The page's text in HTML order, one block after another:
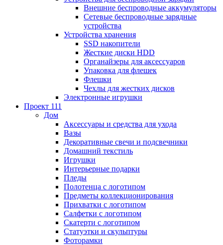
Внешние беспроводные аккумуляторы
Сетевые беспроводные зарядные
устройства
Устройства хранения
SSD накопители
Жесткие диски HDD
Органайзеры для аксессуаров
Упаковка для флешек
Флешки
Чехлы для жестких дисков
Электронные игрушки
Проект 111
Дом
Аксессуары и средства для ухода
Вазы
Декоративные свечи и подсвечники
Домашний текстиль
Игрушки
Интерьерные подарки
Пледы
Полотенца с логотипом
Предметы коллекционирования
Прихватки с логотипом
Салфетки с логотипом
Скатерти с логотипом
Статуэтки и скульптуры
Фоторамки